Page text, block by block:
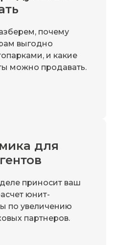
почему
выгодно
и какие
можно продавать.
для
приносит ваш
юнит-
по увеличению
партнеров.